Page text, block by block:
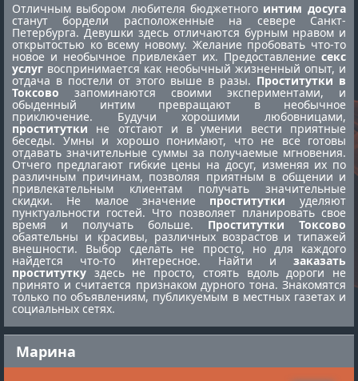
Марина
Отличным выбором любителя бюджетного интим досуга
станут бордели расположенные на севере Санкт-
Петербурга. Девушки здесь отличаются бурным нравом и
открытостью ко всему новому. Желание пробовать что-то
новое и необычное привлекает их. Предоставление секс
услуг воспринимается как необычный жизненный опыт, и
отдача в постели от этого выше в разы. Проститутки в
Токсово запоминаются своими экспериментами, и
обыденный интим превращают в необычное
приключение. Будучи хорошими любовницами,
проститутки не отстают и в умении вести приятные
беседы. Умны и хорошо понимают, что не все готовы
отдавать значительные суммы за получаемые мгновения.
Отчего предлагают гибкие цены на досуг, изменяя их по
различным причинам, позволяя приятным в общении и
привлекательным клиентам получать значительные
скидки. Не малое значение проститутки уделяют
пунктуальности гостей. Что позволяет планировать свое
время и получать больше. Проститутки Токсово
обаятельны и красивы, различных возрастов и типажей
внешности. Выбор сделать не просто, но для каждого
найдется что-то интересное. Найти и заказать
проститутку здесь не просто, стоять вдоль дороги не
принято и считается признаком дурного тона. Знакомятся
только по объявлениям, публикуемым в местных газетах и
социальных сетях.